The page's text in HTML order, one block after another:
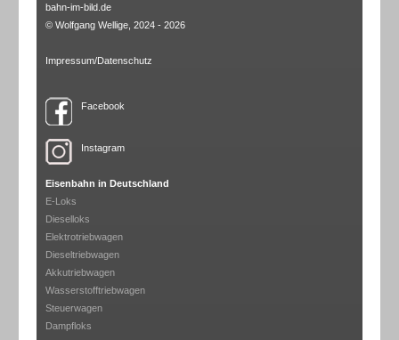
bahn-im-bild.de
© Wolfgang Wellige, 2024 - 2026
Impressum/Datenschutz
Facebook
Instagram
Eisenbahn in Deutschland
E-Loks
Dieselloks
Elektrotriebwagen
Dieseltriebwagen
Akkutriebwagen
Wasserstofftriebwagen
Steuerwagen
Dampfloks